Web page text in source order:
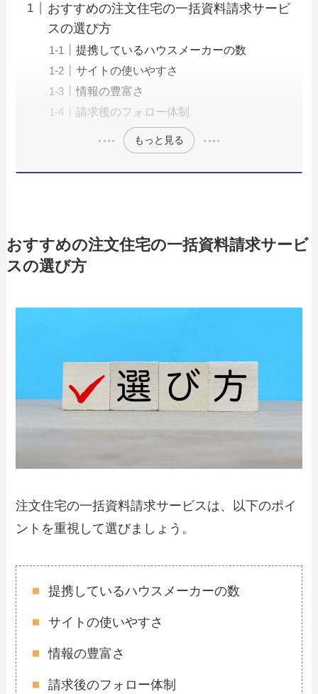
おすすめの注文住宅の一括資料請求サービ
スの選び方
提携しているハウスメーカーの数
サイトの使いやすさ
情報の豊富さ
請求後のフォロー体制
もっと見る
おすすめの注文住宅の一括資料請求サービ
スの選び方
注文住宅の一括資料請求サービスは、以下のポイ
ントを重視して選びましょう。
提携しているハウスメーカーの数
サイトの使いやすさ
情報の豊富さ
請求後のフォロー体制